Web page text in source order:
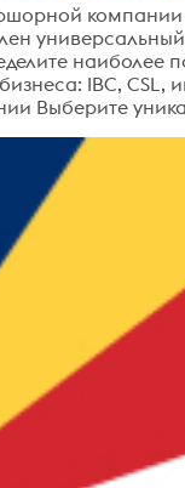
компании
наиболее
IBC,
Выберите